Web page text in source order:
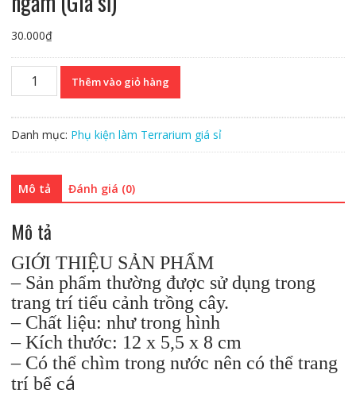
30.000₫
tiểu
Mẫu
tàu
(Giá
số
lượng
Thêm vào giỏ hàng
Danh mục: Phụ kiện làm Terrarium giá sỉ
Mô tả Đánh giá (0)
Mô tả
GIỚI THIỆU SẢN PHẨM
– Sản phẩm thường được sử dụng trong
trang trí tiểu cảnh trồng cây.
– Chất liệu: như trong hình
– Kích thước: 12 x 5,5 x 8 cm
– Có thể chìm trong nước nên có thể trang
trí bể cá